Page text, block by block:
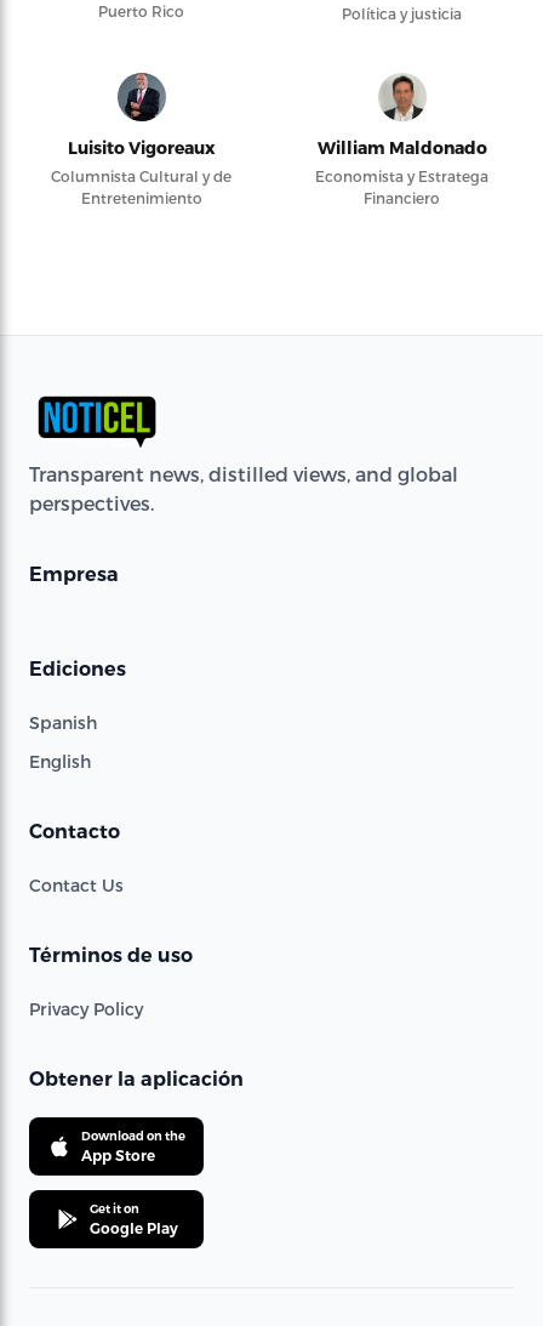
Puerto Rico
Política y justicia
Luisito Vigoreaux
Columnista Cultural y de
Entretenimiento
William Maldonado
Economista y Estratega
Financiero
Transparent news, distilled views, and global
perspectives.
Empresa
Ediciones
Spanish
English
Contacto
Contact Us
Términos de uso
Privacy Policy
Obtener la aplicación
Download on the
App Store
Get it on
Google Play